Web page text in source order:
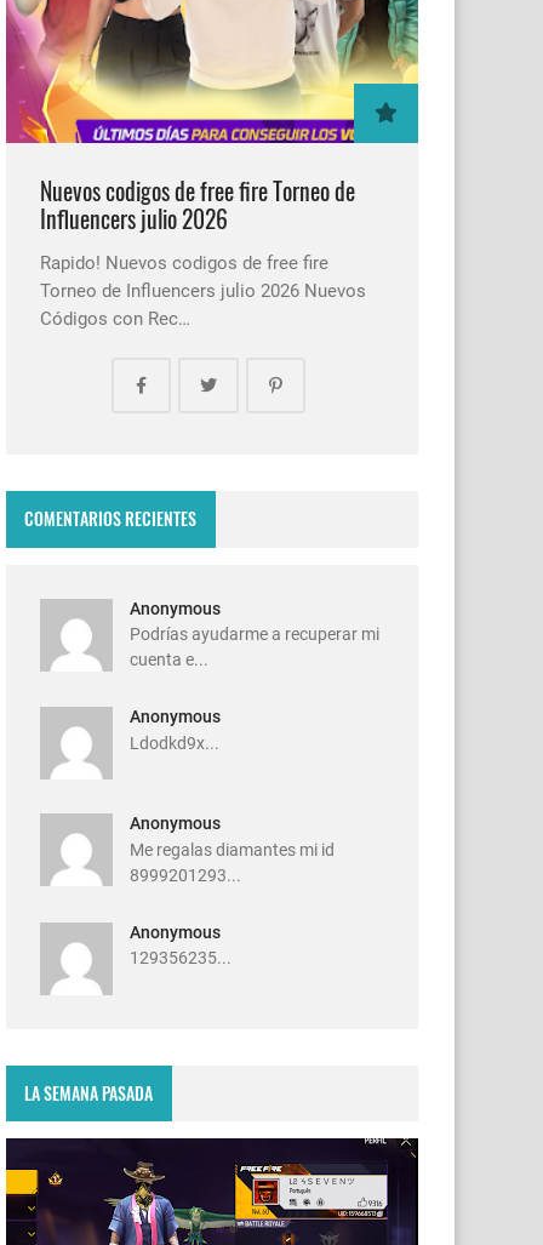
Nuevos codigos de free fire Torneo de
Influencers julio 2026
Rapido! Nuevos codigos de free fire
Torneo de Influencers julio 2026 Nuevos
Códigos con Rec…
COMENTARIOS RECIENTES
Anonymous
Podrías ayudarme a recuperar mi
cuenta e...
Anonymous
Ldodkd9x...
Anonymous
Me regalas diamantes mi id
8999201293...
Anonymous
129356235...
LA SEMANA PASADA